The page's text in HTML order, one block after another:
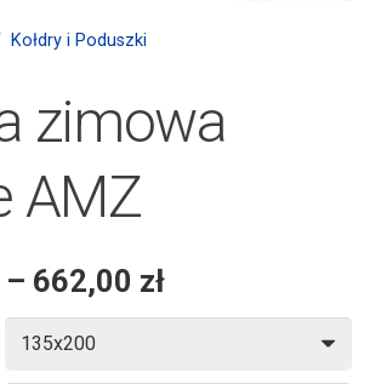
Kołdry i Poduszki
zimowa
AMZ
– 662,00 zł